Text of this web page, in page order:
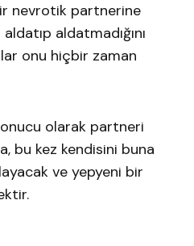
nevrotik partnerine
aldatmadığını
onu hiçbir zaman
olarak partneri
bu kez kendisini buna
ve yepyeni bir